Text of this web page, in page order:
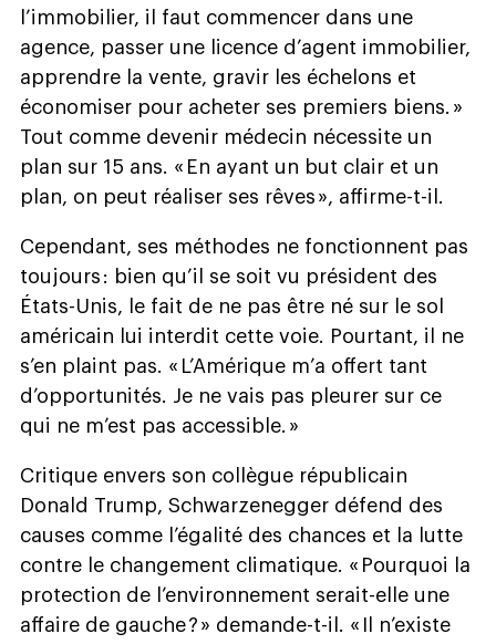
l’immobilier, il faut commencer dans une
agence, passer une licence d’agent immobilier,
apprendre la vente, gravir les échelons et
économiser pour acheter ses premiers biens. »
Tout comme devenir médecin nécessite un
plan sur 15 ans. « En ayant un but clair et un
plan, on peut réaliser ses rêves », affirme-t-il.
Cependant, ses méthodes ne fonctionnent pas
toujours : bien qu’il se soit vu président des
États-Unis, le fait de ne pas être né sur le sol
américain lui interdit cette voie. Pourtant, il ne
s’en plaint pas. « L’Amérique m’a offert tant
d’opportunités. Je ne vais pas pleurer sur ce
qui ne m’est pas accessible. »
Critique envers son collègue républicain
Donald Trump, Schwarzenegger défend des
causes comme l’égalité des chances et la lutte
contre le changement climatique. « Pourquoi la
protection de l’environnement serait-elle une
affaire de gauche ? » demande-t-il. « Il n’existe